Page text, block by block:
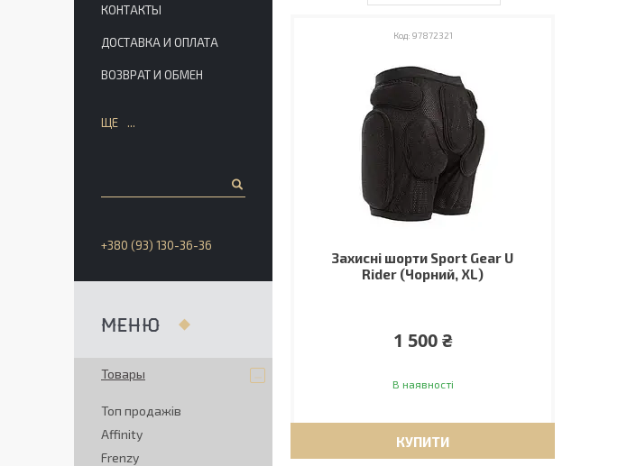
97872321
Захисні шорти Sport Gear U
Rider (Чорний, XL)
1 500 ₴
В наявності
КУПИТИ
КОНТАКТЫ
ДОСТАВКА И ОПЛАТА
ВОЗВРАТ И ОБМЕН
ЩЕ
+380 (93) 130-36-36
Товары
Топ продажів
Affinity
Frenzy